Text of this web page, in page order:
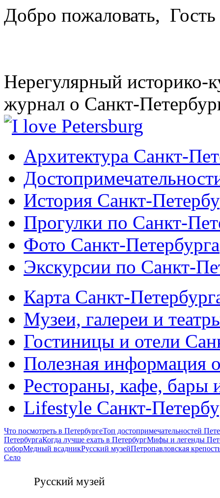
Добро пожаловать, Гость
Нерегулярный историко-
журнал о Санкт-
Архитектура Санкт-
История Санкт-
Прогулки по Санкт-
Фото Санкт-Петербурга
Экскурсии по Санкт-
Карта Санкт-
Музеи, галереи и
Гостиницы и отели
Полезная информация
Рестораны, кафе, бары
Lifestyle Санкт-
Что посмотреть в ПетербургеТоп достопримечательностей
ПетербургаКогда лучше ехать в ПетербургМифы и легенды
соборМедный всадникРусский музейПетропавловская
Село
Русский музей